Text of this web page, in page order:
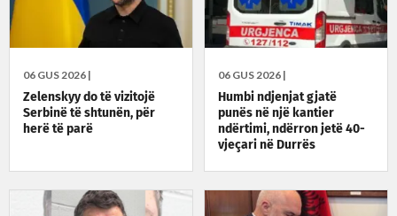
06 GUS 2026 |
Zelenskyy do të vizitojë
Serbinë të shtunën, për
herë të parë
06 GUS 2026 |
Humbi ndjenjat gjatë
punës në një kantier
ndërtimi, ndërron jetë 40-
vjeçari në Durrës